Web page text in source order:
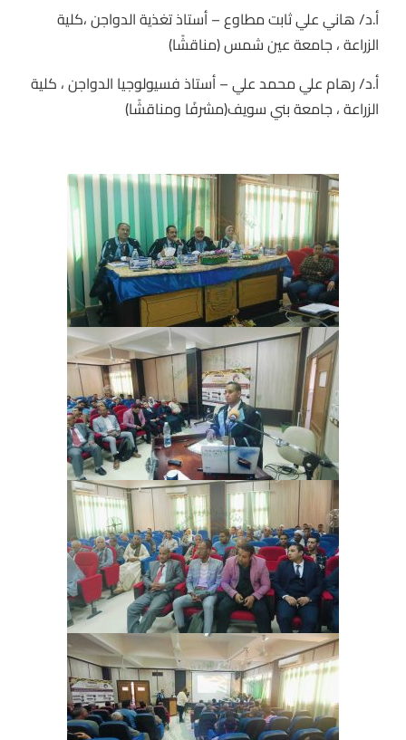
أ.د/ هاني علي ثابت مطاوع – أستاذ تغذية الدواجن ،كلية
الزراعة ، جامعة عين شمس (مناقشًا)
أ.د/ رهام علي محمد علي – أستاذ فسيولوجيا الدواجن ، كلية
الزراعة ، جامعة بني سويف(مشرفًا ومناقشًا)